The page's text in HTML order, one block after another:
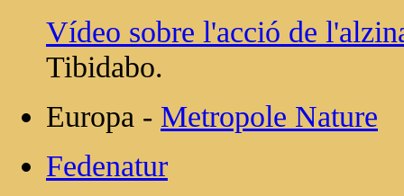
Vídeo sobre l'acció de
Tibidabo.
Europa - Metropole Nature
Fedenatur